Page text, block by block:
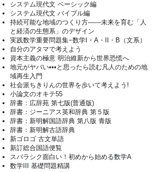
システム現代文 ベーシック編
システム現代文 バイブル編
持続可能な地域のつくり方――未来を育む「人
と経済の生態系」のデザイン
実践数学重要問題集−数学I・A・II・B（文系）
自分のアタマで考えよう
資本主義の極意 明治維新から世界恐慌へ
地元がヤバい•••と思ったら読む凡人のための地
域再生入門
社会派ちきりんの世界を歩いて考えよう!
小論文のオキテ55
辞書：広辞苑 第七版(普通版)
辞書：ジーニアス英和辞典 第５版
辞書：新明解国語辞典 第八版 青版
辞書：新明解古語辞典
新ゴロゴ 古文単語
新訂総合国語便覧
スバラシク面白い！初めから始める数学A
数学III 基礎問題精講